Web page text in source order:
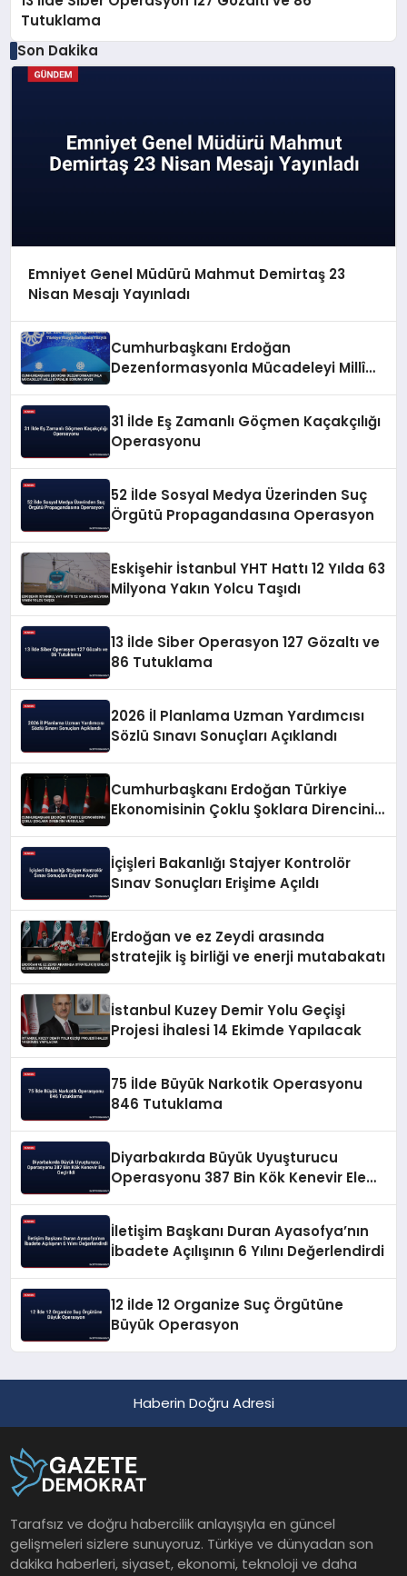
Tutuklama
Son Dakika
Emniyet Genel Müdürü Mahmut Demirtaş 23
Nisan Mesajı Yayınladı
Cumhurbaşkanı Erdoğan
Dezenformasyonla Mücadeleyi Millî
31 İlde Eş Zamanlı Göçmen Kaçakçılığı
Operasyonu
52 İlde Sosyal Medya Üzerinden Suç
Örgütü Propagandasına Operasyon
Eskişehir İstanbul YHT Hattı 12 Yılda 63
Milyona Yakın Yolcu Taşıdı
13 İlde Siber Operasyon 127 Gözaltı ve
86 Tutuklama
2026 İl Planlama Uzman Yardımcısı
Sözlü Sınavı Sonuçları Açıklandı
Cumhurbaşkanı Erdoğan Türkiye
Ekonomisinin Çoklu Şoklara Direncini
İçişleri Bakanlığı Stajyer Kontrolör
Sınav Sonuçları Erişime Açıldı
Erdoğan ve ez Zeydi arasında
stratejik iş birliği ve enerji mutabakatı
İstanbul Kuzey Demir Yolu Geçişi
Projesi İhalesi 14 Ekimde Yapılacak
75 İlde Büyük Narkotik Operasyonu
846 Tutuklama
Diyarbakırda Büyük Uyuşturucu
Operasyonu 387 Bin Kök Kenevir Ele
İletişim Başkanı Duran Ayasofya’nın
İbadete Açılışının 6 Yılını Değerlendirdi
12 İlde 12 Organize Suç Örgütüne
Büyük Operasyon
Haberin Doğru Adresi
Tarafsız ve doğru habercilik anlayışıyla en güncel
gelişmeleri sizlere sunuyoruz. Türkiye ve dünyadan son
dakika haberleri, siyaset, ekonomi, teknoloji ve daha